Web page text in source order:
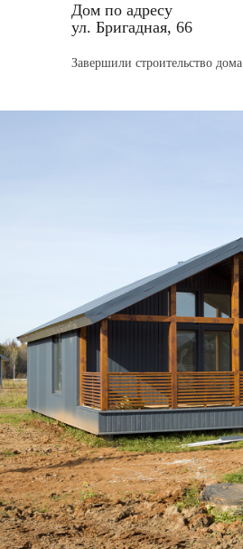
Завершили строительство дома
Дом по адресу
ул. Бригадная, 66